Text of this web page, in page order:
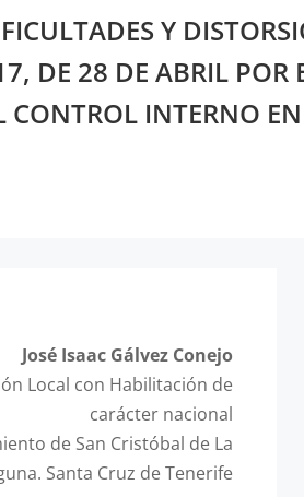
Y
DE 28 DE ABRIL POR
CONTROL INTERNO
José Isaac Gálvez Conejo
Local con Habilitación de
carácter nacional
de San Cristóbal de La
Santa Cruz de Tenerife